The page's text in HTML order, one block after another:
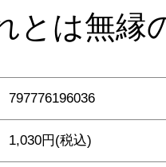
とは無縁
797776196036
1,030円(税込)